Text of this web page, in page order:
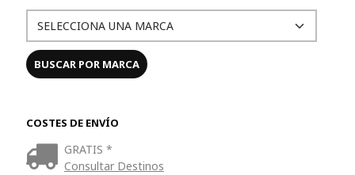
COSTES DE ENVÍO
GRATIS *
Consultar Destinos